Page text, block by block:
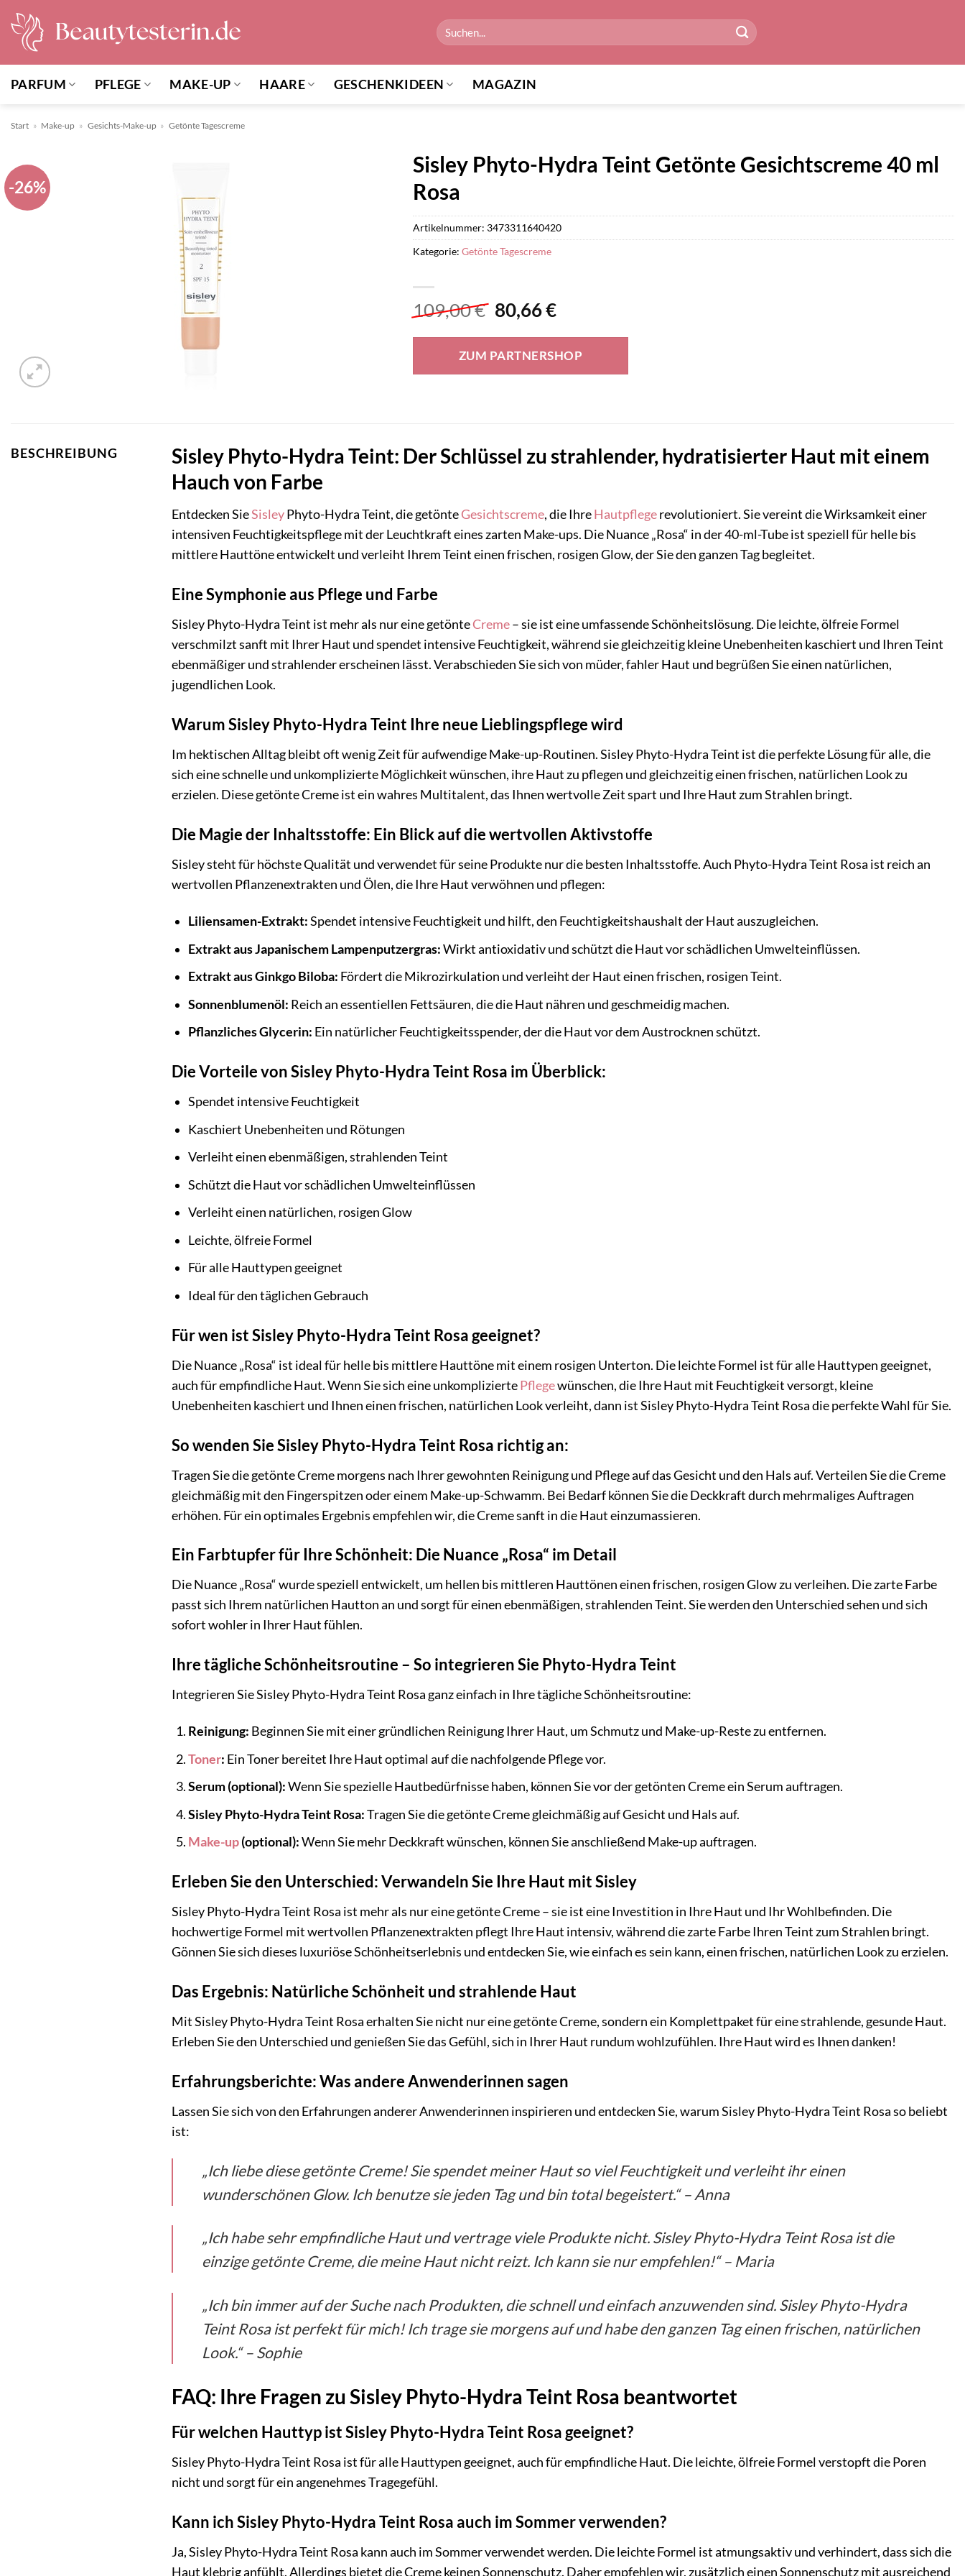
Inhalt
springen
Suchen
nach:
PARFUM PFLEGE MAKE-UP HAARE GESCHENKIDEEN MAGAZIN
Start » Make-up » Gesichts-Make-up » Getönte Tagescreme
-26%
Sisley Phyto-Hydra Teint Getönte Gesichtscreme 40 ml
Rosa
109,00€ Ursprünglicher
war:
109,00 €
80,66€Aktueller
ist:
80,66 €.
ZUM PARTNERSHOP
Artikelnummer: 3473311640420
Kategorie: Getönte Tagescreme
BESCHREIBUNG
Sisley Phyto-Hydra Teint: Der Schlüssel zu strahlender, hydratisierter Haut mit einem
Hauch von Farbe
Entdecken SieSisleyPhyto-Hydra Teint, die getönteGesichtscreme, die IhreHautpflegerevolutioniert. Sie vereint die Wirksamkeit einer
intensiven Feuchtigkeitspflege mit der Leuchtkraft eines zarten Make-ups. Die Nuance „Rosa“ in der 40-ml-Tube ist speziell für helle bis
mittlere Hauttöne entwickelt und verleiht Ihrem Teint einen frischen, rosigen Glow, der Sie den ganzen Tag begleitet.
Eine Symphonie aus Pflege und Farbe
Sisley Phyto-Hydra Teint ist mehr als nur eine getönteCreme– sie ist eine umfassende Schönheitslösung. Die leichte, ölfreie Formel
verschmilzt sanft mit Ihrer Haut und spendet intensive Feuchtigkeit, während sie gleichzeitig kleine Unebenheiten kaschiert und Ihren Teint
ebenmäßiger und strahlender erscheinen lässt. Verabschieden Sie sich von müder, fahler Haut und begrüßen Sie einen natürlichen,
jugendlichen Look.
Warum Sisley Phyto-Hydra Teint Ihre neue Lieblingspflege wird
Im hektischen Alltag bleibt oft wenig Zeit für aufwendige Make-up-Routinen. Sisley Phyto-Hydra Teint ist die perfekte Lösung für alle, die
sich eine schnelle und unkomplizierte Möglichkeit wünschen, ihre Haut zu pflegen und gleichzeitig einen frischen, natürlichen Look zu
erzielen. Diese getönte Creme ist ein wahres Multitalent, das Ihnen wertvolle Zeit spart und Ihre Haut zum Strahlen bringt.
Die Magie der Inhaltsstoffe: Ein Blick auf die wertvollen Aktivstoffe
Sisley steht für höchste Qualität und verwendet für seine Produkte nur die besten Inhaltsstoffe. Auch Phyto-Hydra Teint Rosa ist reich an
wertvollen Pflanzenextrakten und Ölen, die Ihre Haut verwöhnen und pflegen:
Liliensamen-Extrakt:Spendet intensive Feuchtigkeit und hilft, den Feuchtigkeitshaushalt der Haut auszugleichen.
Extrakt aus Japanischem Lampenputzergras:Wirkt antioxidativ und schützt die Haut vor schädlichen Umwelteinflüssen.
Extrakt aus Ginkgo Biloba: Fördert die Mikrozirkulation und verleiht der Haut einen frischen, rosigen Teint.
Sonnenblumenöl: Reich an essentiellen Fettsäuren, die die Haut nähren und geschmeidig machen.
Pflanzliches Glycerin: Ein natürlicher Feuchtigkeitsspender, der die Haut vor dem Austrocknen schützt.
Die Vorteile von Sisley Phyto-Hydra Teint Rosa im Überblick:
Spendet intensive Feuchtigkeit
Kaschiert Unebenheiten und Rötungen
Verleiht einen ebenmäßigen, strahlenden Teint
Schützt die Haut vor schädlichen Umwelteinflüssen
Verleiht einen natürlichen, rosigen Glow
Leichte, ölfreie Formel
Für alle Hauttypen geeignet
Ideal für den täglichen Gebrauch
Für wen ist Sisley Phyto-Hydra Teint Rosa geeignet?
Die Nuance „Rosa“ ist ideal für helle bis mittlere Hauttöne mit einem rosigen Unterton. Die leichte Formel ist für alle Hauttypen geeignet,
auch für empfindliche Haut. Wenn Sie sich eine unkompliziertePflegewünschen, die Ihre Haut mit Feuchtigkeit versorgt, kleine
Unebenheiten kaschiert und Ihnen einen frischen, natürlichen Look verleiht, dann ist Sisley Phyto-Hydra Teint Rosa die perfekte Wahl für Sie.
So wenden Sie Sisley Phyto-Hydra Teint Rosa richtig an:
Tragen Sie die getönte Creme morgens nach Ihrer gewohnten Reinigung und Pflege auf das Gesicht und den Hals auf. Verteilen Sie die Creme
gleichmäßig mit den Fingerspitzen oder einem Make-up-Schwamm. Bei Bedarf können Sie die Deckkraft durch mehrmaliges Auftragen
erhöhen. Für ein optimales Ergebnis empfehlen wir, die Creme sanft in die Haut einzumassieren.
Ein Farbtupfer für Ihre Schönheit: Die Nuance „Rosa“ im Detail
Die Nuance „Rosa“ wurde speziell entwickelt, um hellen bis mittleren Hauttönen einen frischen, rosigen Glow zu verleihen. Die zarte Farbe
passt sich Ihrem natürlichen Hautton an und sorgt für einen ebenmäßigen, strahlenden Teint. Sie werden den Unterschied sehen und sich
sofort wohler in Ihrer Haut fühlen.
Ihre tägliche Schönheitsroutine – So integrieren Sie Phyto-Hydra Teint
Integrieren Sie Sisley Phyto-Hydra Teint Rosa ganz einfach in Ihre tägliche Schönheitsroutine:
Reinigung: Beginnen Sie mit einer gründlichen Reinigung Ihrer Haut, um Schmutz und Make-up-Reste zu entfernen.
Toner: Ein Toner bereitet Ihre Haut optimal auf die nachfolgende Pflege vor.
Serum (optional):Wenn Sie spezielle Hautbedürfnisse haben, können Sie vor der getönten Creme ein Serum auftragen.
Sisley Phyto-Hydra Teint Rosa:Tragen Sie die getönte Creme gleichmäßig auf Gesicht und Hals auf.
Make-up(optional):Wenn Sie mehr Deckkraft wünschen, können Sie anschließend Make-up auftragen.
Erleben Sie den Unterschied: Verwandeln Sie Ihre Haut mit Sisley
Sisley Phyto-Hydra Teint Rosa ist mehr als nur eine getönte Creme – sie ist eine Investition in Ihre Haut und Ihr Wohlbefinden. Die
hochwertige Formel mit wertvollen Pflanzenextrakten pflegt Ihre Haut intensiv, während die zarte Farbe Ihren Teint zum Strahlen bringt.
Gönnen Sie sich dieses luxuriöse Schönheitserlebnis und entdecken Sie, wie einfach es sein kann, einen frischen, natürlichen Look zu erzielen.
Das Ergebnis: Natürliche Schönheit und strahlende Haut
Mit Sisley Phyto-Hydra Teint Rosa erhalten Sie nicht nur eine getönte Creme, sondern ein Komplettpaket für eine strahlende, gesunde Haut.
Erleben Sie den Unterschied und genießen Sie das Gefühl, sich in Ihrer Haut rundum wohlzufühlen. Ihre Haut wird es Ihnen danken!
Erfahrungsberichte: Was andere Anwenderinnen sagen
Lassen Sie sich von den Erfahrungen anderer Anwenderinnen inspirieren und entdecken Sie, warum Sisley Phyto-Hydra Teint Rosa so beliebt
ist:
„Ich liebe diese getönte Creme! Sie spendet meiner Haut so viel Feuchtigkeit und verleiht ihr einen
wunderschönen Glow. Ich benutze sie jeden Tag und bin total begeistert.“ – Anna
„Ich habe sehr empfindliche Haut und vertrage viele Produkte nicht. Sisley Phyto-Hydra Teint Rosa ist die
einzige getönte Creme, die meine Haut nicht reizt. Ich kann sie nur empfehlen!“ – Maria
„Ich bin immer auf der Suche nach Produkten, die schnell und einfach anzuwenden sind. Sisley Phyto-Hydra
Teint Rosa ist perfekt für mich! Ich trage sie morgens auf und habe den ganzen Tag einen frischen, natürlichen
Look.“ – Sophie
FAQ: Ihre Fragen zu Sisley Phyto-Hydra Teint Rosa beantwortet
Für welchen Hauttyp ist Sisley Phyto-Hydra Teint Rosa geeignet?
Sisley Phyto-Hydra Teint Rosa ist für alle Hauttypen geeignet, auch für empfindliche Haut. Die leichte, ölfreie Formel verstopft die Poren
nicht und sorgt für ein angenehmes Tragegefühl.
Kann ich Sisley Phyto-Hydra Teint Rosa auch im Sommer verwenden?
Ja, Sisley Phyto-Hydra Teint Rosa kann auch im Sommer verwendet werden. Die leichte Formel ist atmungsaktiv und verhindert, dass sich die
Haut klebrig anfühlt. Allerdings bietet die Creme keinen Sonnenschutz. Daher empfehlen wir, zusätzlich einen Sonnenschutz mit ausreichend